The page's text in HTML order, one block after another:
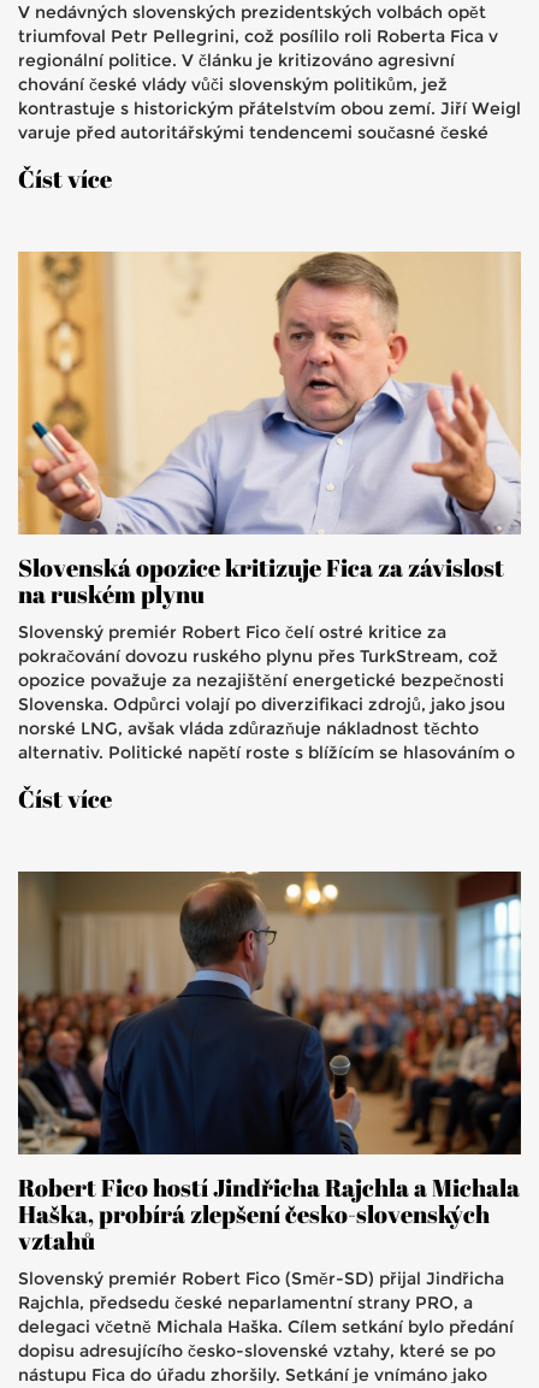
V nedávných slovenských prezidentských volbách opět
triumfoval Petr Pellegrini, což posílilo roli Roberta Fica v
regionální politice. V článku je kritizováno agresivní
chování české vlády vůči slovenským politikům, jež
kontrastuje s historickým přátelstvím obou zemí. Jiří Weigl
varuje před autoritářskými tendencemi současné české
vztahům.
Číst více
Slovenská opozice kritizuje Fica za závislost
na ruském plynu
Slovenský premiér Robert Fico čelí ostré kritice za
pokračování dovozu ruského plynu přes TurkStream, což
opozice považuje za nezajištění energetické bezpečnosti
Slovenska. Odpůrci volají po diverzifikaci zdrojů, jako jsou
norské LNG, avšak vláda zdůrazňuje nákladnost těchto
alternativ. Politické napětí roste s blížícím se hlasováním o
vůči Ukrajině.
Číst více
Robert Fico hostí Jindřicha Rajchla a Michala
Haška, probírá zlepšení česko-slovenských
vztahů
Slovenský premiér Robert Fico (Směr-SD) přijal Jindřicha
Rajchla, předsedu české neparlamentní strany PRO, a
delegaci včetně Michala Haška. Cílem setkání bylo předání
dopisu adresujícího česko-slovenské vztahy, které se po
nástupu Fica do úřadu zhoršily. Setkání je vnímáno jako